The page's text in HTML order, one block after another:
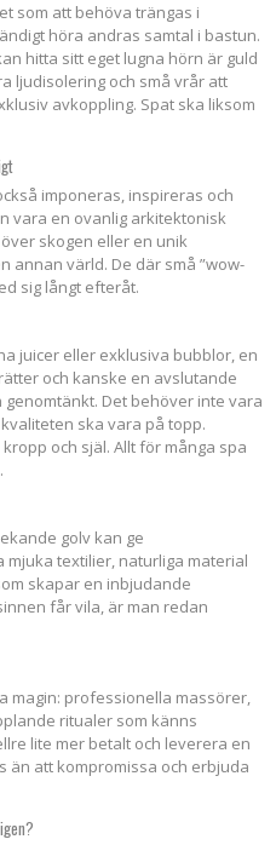
som att behöva trängas i
höra andras samtal i bastun.
hitta sitt eget lugna hörn är guld
ljudisolering och små vrår att
avkoppling. Spat ska liksom
imponeras, inspireras och
vara en ovanlig arkitektonisk
skogen eller en unik
annan värld. De där små ”wow-
sig långt efteråt.
juicer eller exklusiva bubblor, en
och kanske en avslutande
Det behöver inte vara
ska vara på topp.
och själ. Allt för många spa
golv kan ge
mjuka textilier, naturliga material
skapar en inbjudande
får vila, är man redan
magin: professionella massörer,
ritualer som känns
lite mer betalt och leverera en
än att kompromissa och erbjuda